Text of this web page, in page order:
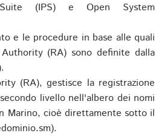
(IPS) e Open System
e le procedure in base alle quali
(RA) sono definite dalla
(RA), gestisce la registrazione
livello nell'albero dei nomi
Marino, cioè direttamente sotto il